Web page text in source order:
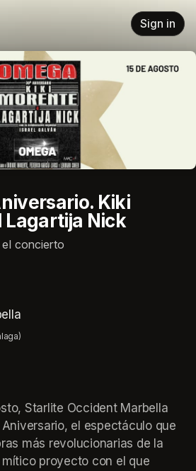
Sign in
Kiki
Lagartija Nick
concierto
Starlite Occident Marbella
el espectáculo que
más revolucionarias de la
proyecto con el que